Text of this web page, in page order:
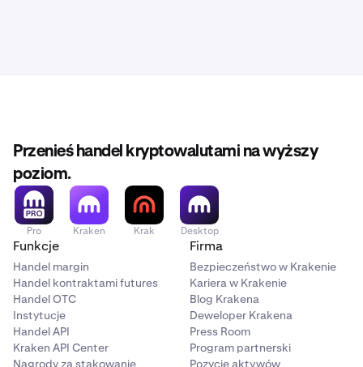
Przenieś handel kryptowalutami na wyższy
poziom.
Pro Kraken Krak Desktop
Funkcje
Handel margin
Handel kontraktami futures
Handel OTC
Instytucje
Handel API
Kraken API Center
Nagrody za stakowanie
Firma
Bezpieczeństwo w Krakenie
Kariera w Krakenie
Blog Krakena
Deweloper Krakena
Press Room
Program partnerski
Pozycje aktywów